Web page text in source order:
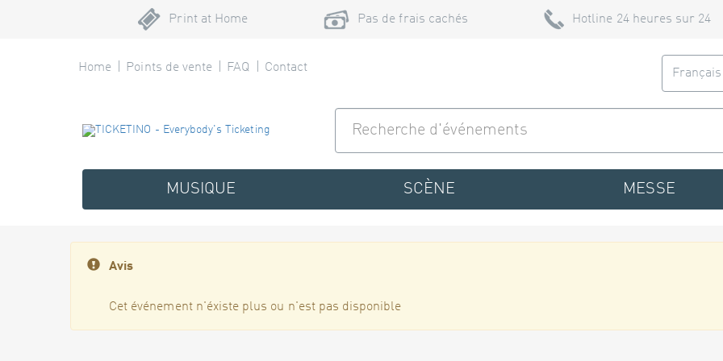
Print at Home Pas de frais cachés Hotline 24 heures sur 24
Home Points de vente FAQ Contact Français
MUSIQUE SCÈNE MESSE
Avis
Cet événement n'éxiste plus ou n'est pas disponible